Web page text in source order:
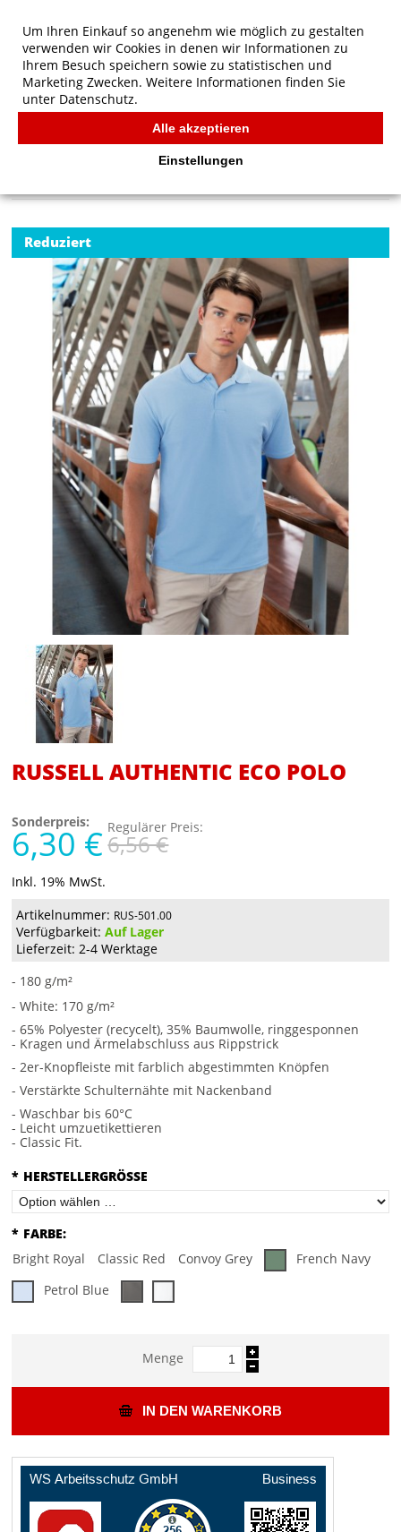
Russell Authentic Eco Polo
Reduziert
RUSSELL AUTHENTIC ECO POLO
Sonderpreis:
6,30 € Regulärer Preis:
6,56 €
Inkl. 19% MwSt.
Artikelnummer: RUS-501.00
Verfügbarkeit:Auf Lager
Lieferzeit: 2-4 Werktage
- 180 g/m²
- White: 170 g/m²
- 65% Polyester (recycelt), 35% Baumwolle, ringgesponnen
- Kragen und Ärmelabschluss aus Rippstrick
- 2er-Knopfleiste mit farblich abgestimmten Knöpfen
- Verstärkte Schulternähte mit Nackenband
- Waschbar bis 60°C
- Leicht umzuetikettieren
- Classic Fit.
* HERSTELLERGRÖSSE
* FARBE:
Bright Royal
Classic Red Convoy Grey
French Navy
Petrol Blue
Menge
IN DEN WARENKORB
Um Ihren Einkauf so angenehm wie möglich zu gestalten
verwenden wir Cookies in denen wir Informationen zu
Ihrem Besuch speichern sowie zu statistischen und
Marketing Zwecken. Weitere Informationen finden Sie
unter Datenschutz.
Alle akzeptieren
Einstellungen